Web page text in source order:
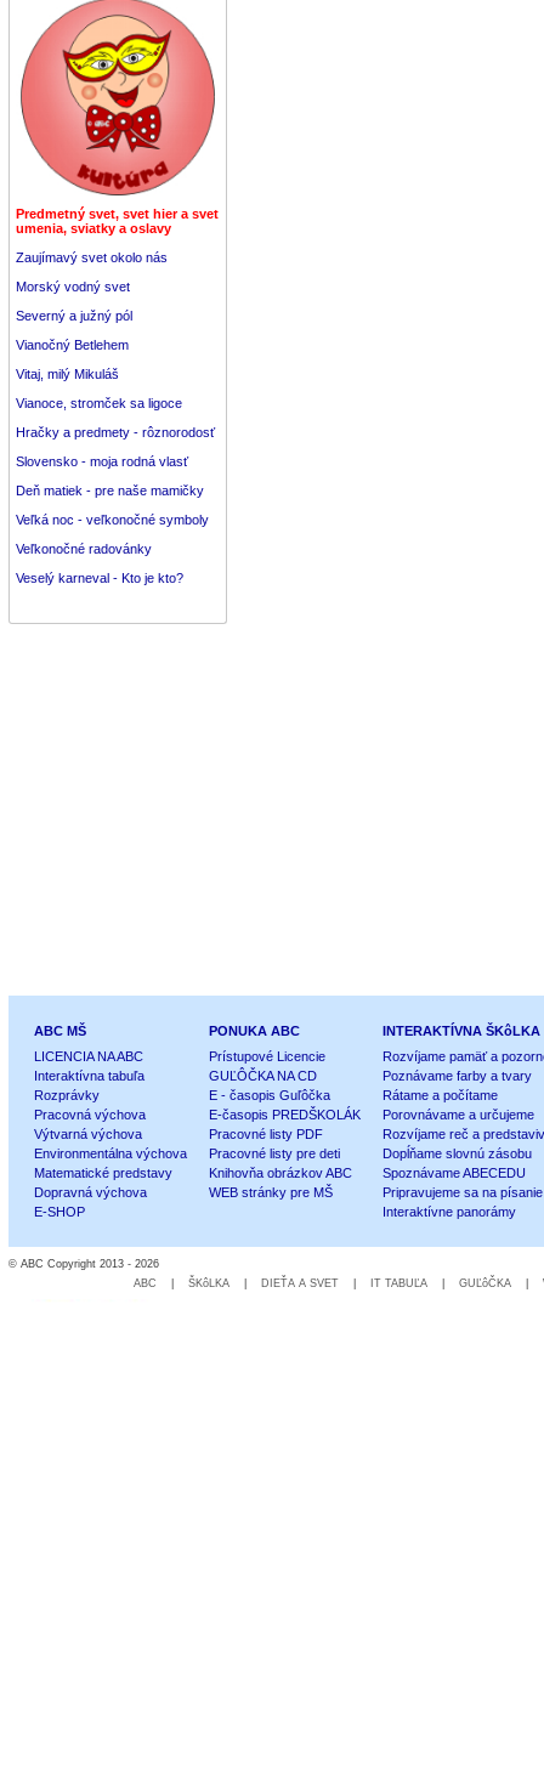
Predmetný svet, svet hier a svet
umenia, sviatky a oslavy
Zaujímavý svet okolo nás
Morský vodný svet
Severný a južný pól
Vianočný Betlehem
Vitaj, milý Mikuláš
Vianoce, stromček sa ligoce
Hračky a predmety - rôznorodosť
Slovensko - moja rodná vlasť
Deň matiek - pre naše mamičky
Veľká noc - veľkonočné symboly
Veľkonočné radovánky
Veselý karneval - Kto je kto?
ABC MŠ
LICENCIA NA ABC
Interaktívna tabuľa
Rozprávky
Pracovná výchova
Výtvarná výchova
Environmentálna výchova
Matematické predstavy
Dopravná výchova
E-SHOP
PONUKA ABC
Prístupové Licencie
GUĽÔČKA NA CD
E - časopis Guľôčka
E-časopis PREDŠKOLÁK
Pracovné listy PDF
Pracovné listy pre deti
Knihovňa obrázkov ABC
WEB stránky pre MŠ
INTERAKTÍVNA ŠKôLKA
Rozvíjame pamäť a
Poznávame farby a tvary
Rátame a počítame
Porovnávame a určujeme
Rozvíjame reč a
Dopĺňame slovnú zásobu
Spoznávame ABECEDU
Pripravujeme sa na písanie
Interaktívne panorámy
© ABC Copyright 2013 - 2026
ABC
ŠKôLKA DIEŤA A SVET IT TABUĽA GUĽôČKA